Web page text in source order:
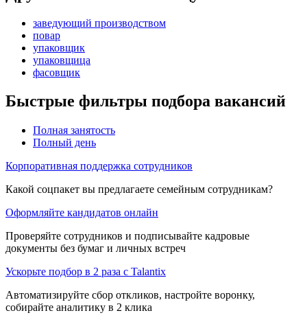
заведующий производством
повар
упаковщик
упаковщица
фасовщик
Быстрые фильтры подбора вакансий
Полная занятость
Полный день
Корпоративная поддержка сотрудников
Какой соцпакет вы предлагаете семейным сотрудникам?
Оформляйте кандидатов онлайн
Проверяйте сотрудников и подписывайте кадровые
документы без бумаг и личных встреч
Ускорьте подбор в 2 раза с Talantix
Автоматизируйте сбор откликов, настройте воронку,
собирайте аналитику в 2 клика